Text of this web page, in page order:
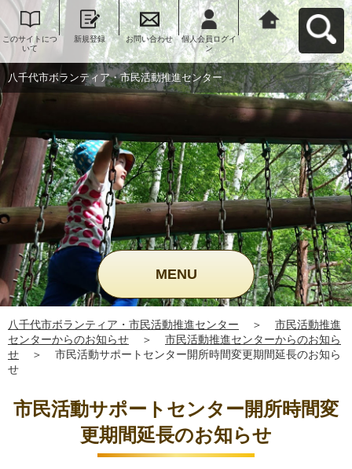
このサイトにつ
いて
新規登録 お問い合わせ
個人会員ログイ
ン
八千代市ボラン
ティア・市民活
動推進センター
へ戻る
八千代市ボランティア・市民活動推進センター
MENU
八千代市ボランティア・市民活動推進センター ＞
市民活動推進
センターからのお知らせ
＞
市民活動推進センターからのお知ら
せ
＞
市民活動サポートセンター開所時間変更期間延長のお知ら
せ
市民活動サポートセンター開所時間変
更期間延長のお知らせ